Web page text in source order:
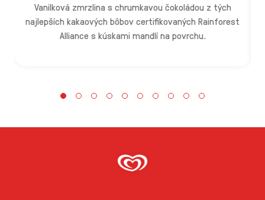
Vanilková zmrzlina s chrumkavou čokoládou z tých
najlepších kakaových bôbov certifikovaných Rainforest
Alliance s kúskami mandlí na povrchu.